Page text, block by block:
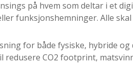
på hvem som deltar i et
funksjonshemninger. Alle
for både fysiske, hybride
CO2 footprint,